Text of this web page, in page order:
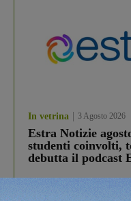
In vetrina 3 Agosto 2026
Estra Notizie
studenti coinvolti,
debutta il podcast